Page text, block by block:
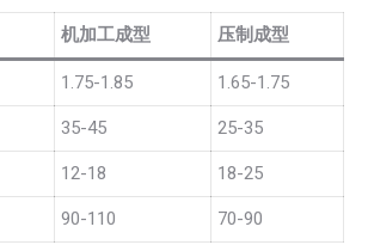
机加工成型 压制成型
1.75-1.85 1.65-1.75
35-45 25-35
12-18 18-25
90-110 70-90